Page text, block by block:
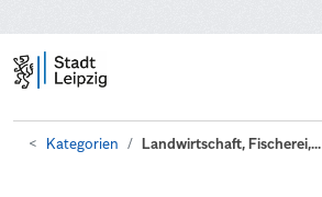
Kategorien Landwirtschaft, Fischerei,...